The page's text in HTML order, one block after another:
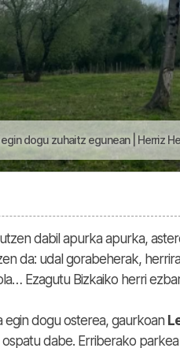
dogu zuhaitz egunean | Herriz
dabil apurka apurka,
da: udal gorabeherak,
Ezagutu Bizkaiko herri
dogu osterea, gaurkoan
dabe. Erriberako